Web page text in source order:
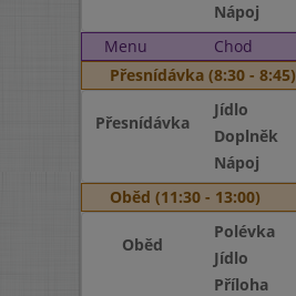
Nápoj
Menu
Chod
Přesnídávka (8:30 - 8:45)
Přesnídávka
Jídlo
Doplněk
Nápoj
Oběd (11:30 - 13:00)
Oběd
Polévka
Jídlo
Příloha